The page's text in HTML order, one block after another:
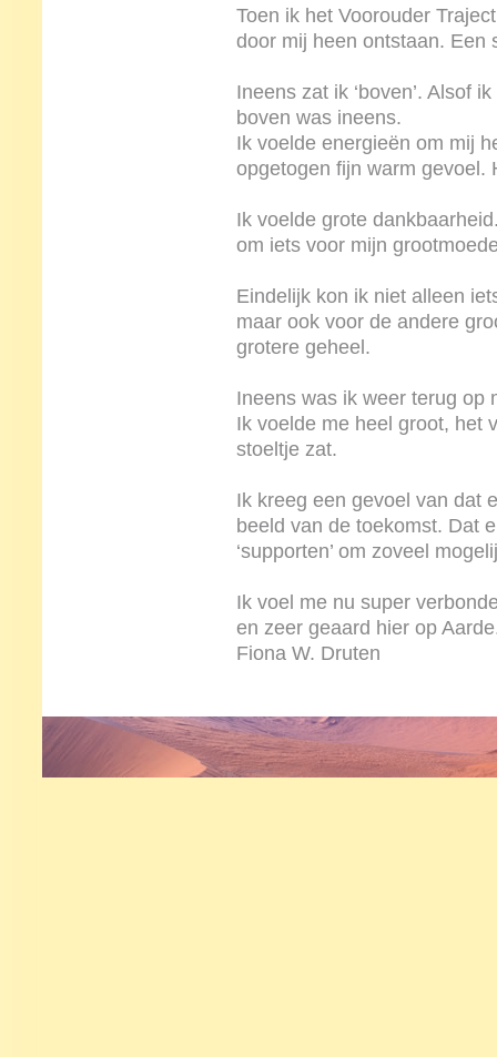
Toen ik het Voorouder
door mij heen ontstaan. Een
Ineens zat ik ‘boven’. Alsof
boven was ineens.
Ik voelde energieën om mij
opgetogen fijn warm gevoel.
Ik voelde grote
om iets voor mijn
Eindelijk kon ik niet alleen
maar ook voor de andere
grotere geheel.
Ineens was ik weer terug op
Ik voelde me heel groot, het
stoeltje zat.
Ik kreeg een gevoel van dat
beeld van de toekomst. Dat
‘supporten’ om zoveel
Ik voel me nu super
en zeer geaard hier op
Fiona W. Druten